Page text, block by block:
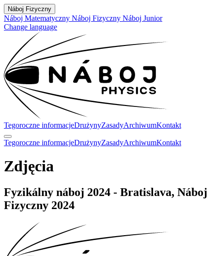
Náboj Fizyczny
Náboj Matematyczny Náboj Fizyczny Náboj Junior
Change language
Tegoroczne informacjeDrużynyZasadyArchiwumKontakt
Tegoroczne informacjeDrużynyZasadyArchiwumKontakt
Zdjęcia
Fyzikálny náboj 2024 - Bratislava, Náboj
Fizyczny 2024